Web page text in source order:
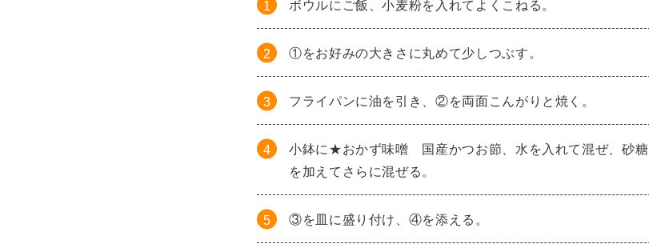
ボウルにご飯、小麦粉を入れてよくこねる。
①をお好みの大きさに丸めて少しつぶす。
フライパンに油を引き、②を両面こんがりと焼く。
小鉢に★おかず味噌 国産かつお節、水を入れて混ぜ、砂糖
を加えてさらに混ぜる。
③を皿に盛り付け、④を添える。